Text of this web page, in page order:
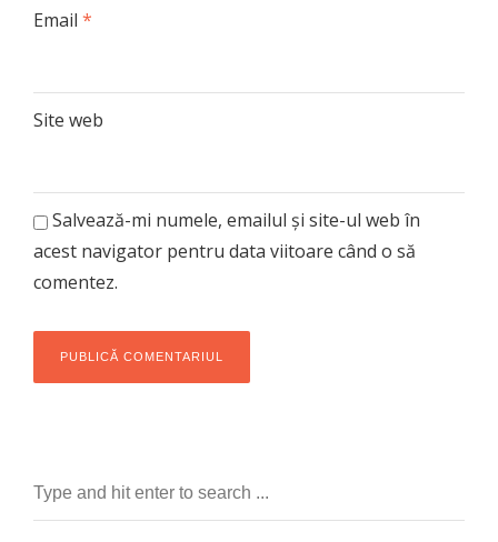
Email *
Site web
Salvează-mi numele, emailul și site-ul web în
acest navigator pentru data viitoare când o să
comentez.